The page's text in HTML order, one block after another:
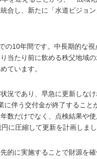
合し、新たに「水道ビジョ
の10年間です。中長期的な
当たり前に飲める秩父地域
ています。
況であり、早急に更新しな
に伴う交付金が終了するこ
数だけでなく、点検結果や
に圧縮して更新を計画しまし
的に実施することで財源を